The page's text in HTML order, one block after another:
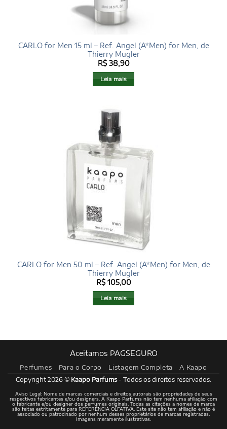
CARLO for Men 15 ml – Ref. Angel (A*Men) for Men, de
Thierry Mugler
R$38,90
Leia mais
CARLO for Men 50 ml – Ref. Angel (A*Men) for Men, de
Thierry Mugler
R$105,00
Leia mais
Aceitamos PAGSEGURO
Perfumes Para o Corpo Listagem Completa A Kaapo
Copyright 2026 © Kaapo Parfums- Todos os direitos reservados.
Aviso Legal: Nome de marcas comerciais e direitos autorais são propriedades de seus
respectivos fabricantes e/ou designers. A Kaapo Parfums não tem nenhuma afiliação com
o fabricante e/ou designer dos perfumes originais. Todas as citações a nomes de marca
são feitas estritamente para REFERÊNCIA OLFATIVA. Este site não tem afiliação e não é
associado ou patrocinado por nenhum desses proprietários de marcas registradas.
Imagens meramente ilustrativas.